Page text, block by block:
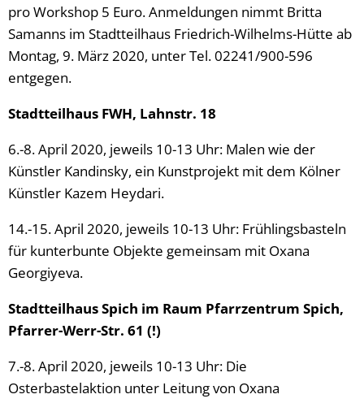
pro Workshop 5 Euro. Anmeldungen nimmt Britta
Samanns im Stadtteilhaus Friedrich-Wilhelms-Hütte ab
Montag, 9. März 2020, unter Tel. 02241/900-596
entgegen.
Stadtteilhaus FWH, Lahnstr. 18
6.-8. April 2020, jeweils 10-13 Uhr: Malen wie der
Künstler Kandinsky, ein Kunstprojekt mit dem Kölner
Künstler Kazem Heydari.
14.-15. April 2020, jeweils 10-13 Uhr: Frühlingsbasteln
für kunterbunte Objekte gemeinsam mit Oxana
Georgiyeva.
Stadtteilhaus Spich im Raum Pfarrzentrum Spich,
Pfarrer-Werr-Str. 61 (!)
7.-8. April 2020, jeweils 10-13 Uhr: Die
Osterbastelaktion unter Leitung von Oxana